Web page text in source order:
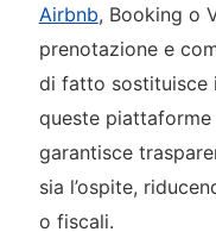
Airbnb, Booking o
prenotazione e
di fatto sostituisce
queste
garantisce
sia l’ospite,
o fiscali.